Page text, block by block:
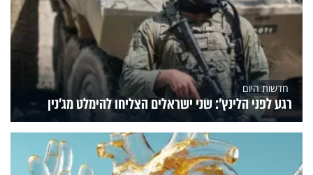
חדשות היום
רגע לפני הלינץ': שני ישראלים הצליחו להימלט מג'נין